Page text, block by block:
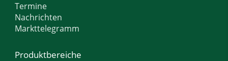
Termine
Nachrichten
Markttelegramm
Produktbereiche